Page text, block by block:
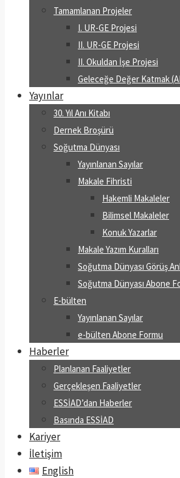
Tamamlanan Projeler
I. UR-GE Projesi
II. UR-GE Projesi
II. Okuldan İşe Projesi
Geleceğe Değer Katmak
Yayınlar
30. Yıl Anı Kitabı
Dernek Broşürü
Soğutma Dünyası
Yayınlanan Sayılar
Makale Fihristi
Hakemli Makaleler
Bilimsel Makaleler
Konuk Yazarlar
Makale Yazım Kuralları
Soğutma Dünyası Görüş
Soğutma Dünyası Abone
E-bülten
Yayınlanan Sayılar
e-bülten Abone Formu
Haberler
Planlanan Faaliyetler
Gerçekleşen Faaliyetler
ESSİAD’dan Haberler
Basında ESSİAD
Kariyer
İletişim
English